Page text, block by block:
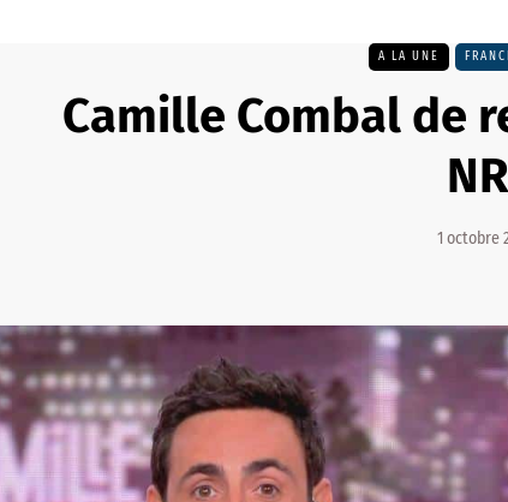
A LA UNE
Camille Combal de
1 octobre